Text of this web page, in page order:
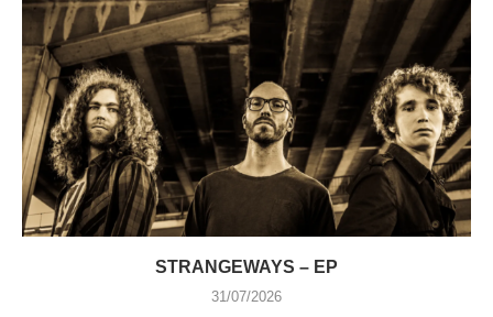
STRANGEWAYS – EP
31/07/2026